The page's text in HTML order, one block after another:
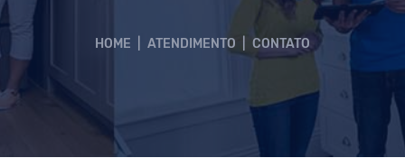
HOME ATENDIMENTO CONTATO